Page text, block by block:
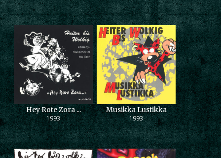
Hey Rote Zora ...
1993
Musikka Lustikka
1993